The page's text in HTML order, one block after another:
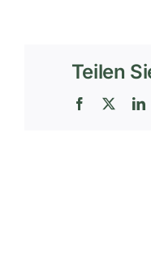
Teilen
Facebook